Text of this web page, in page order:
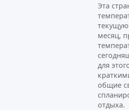
Эта
месяц,
для
общие
отдыха.